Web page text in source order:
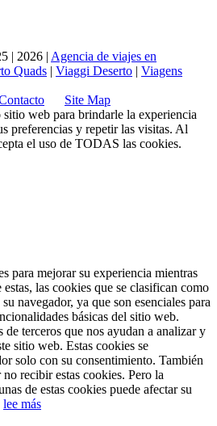
| 2026 | Agencia de viajes en
Quads | Viaggi Deserto | Viagens
Site Map
web para brindarle la experiencia
preferencias y repetir las visitas. Al
el uso de TODAS las cookies.
para mejorar su experiencia mientras
las cookies que se clasifican como
navegador, ya que son esenciales para
básicas del sitio web.
terceros que nos ayudan a analizar y
sitio web. Estas cookies se
solo con su consentimiento. También
recibir estas cookies. Pero la
de estas cookies puede afectar su
lee más